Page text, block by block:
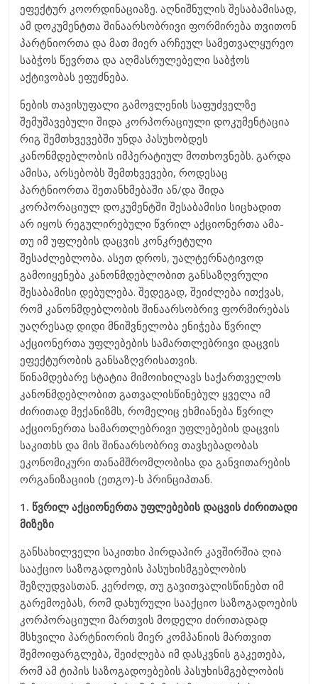
ეფექტურ კოორდინაციაზე. აღნიშნულის შესაბამისად,
ამ დოკუმენტთა შინაარსობრივი ფორმირება თვითონ
პარტნიორთა და მათ მიერ არჩეულ სამეთვალყურეო
საბჭოს წევრთა და აღმასრულებელი საბჭოს
აქტივობას ეფუძნება.
ნების თავისუფალი გამოვლენის საფუძველზე
შემუშავებული შიდა კორპორაციული დოკუმენტაცია
რიგ შემთხვევებში უნდა პასუხობდეს
კანონმდებლობის იმპერატიულ მოთხოვნებს. გარდა
ამისა, არსებობს შემთხვევები, როდესაც
პარტნიორთა შეთანხმებაში ან/და შიდა
კორპორაციულ დოკუმენტში შესაბამისი სიცხადით
არ იყოს რეგულირებული წვრილ აქციონერთა ამა-
თუ იმ უფლების დაცვის კონკრეტული
შესაძლებლობა. ასეთ დროს, უალტერნატივოდ
გამოიყენება კანონმდებლობით განსაზღვრული
შესაბამისი დებულება. შედეგად, შეიძლება ითქვას,
რომ კანონმდებლობის შინაარსობრივ ფორმირებას
უაღრესად დიდი მნიშვნელობა ენიჭება წვრილ
აქციონერთა უფლებების სამართლებრივი დაცვის
ეფექტურობის განსაზღვრისათვის.
წინამდებარე სტატია მიმოიხილავს საქართველოს
კანონმდებლობით გათვალისწინებულ ყველა იმ
ძირითად მექანიზმს, რომელიც ეხმიანება წვრილ
აქციონერთა სამართლებრივი უფლებების დაცვის
საკითხს და მის შინაარსობრივ თავსებადობას
ეკონომიკური თანამშრომლობისა და განვითარების
ორგანიზაციის (ეთგო)-ს პრინციპთან.
1. წვრილ აქციონერთა უფლებების დაცვის ძირითადი
მიზეზი
განსახილველი საკითხი პირდაპირ კავშირშია ღია
სააქციო საზოგადოების პასუხისმგებლობის
შეზღუდვასთან. კერძოდ, თუ გავითვალისწინებთ იმ
გარემოებას, რომ დახურული სააქციო საზოგადოების
კორპორაციული მართვის მოდელი ძირითადად
მსხვილი პარტნიორის მიერ კომპანიის მართვით
შემოიფარგლება, შეიძლება იმ დასკვნის გაკეთება,
რომ ამ ტიპის საზოგადოებების პასუხისმგებლობის